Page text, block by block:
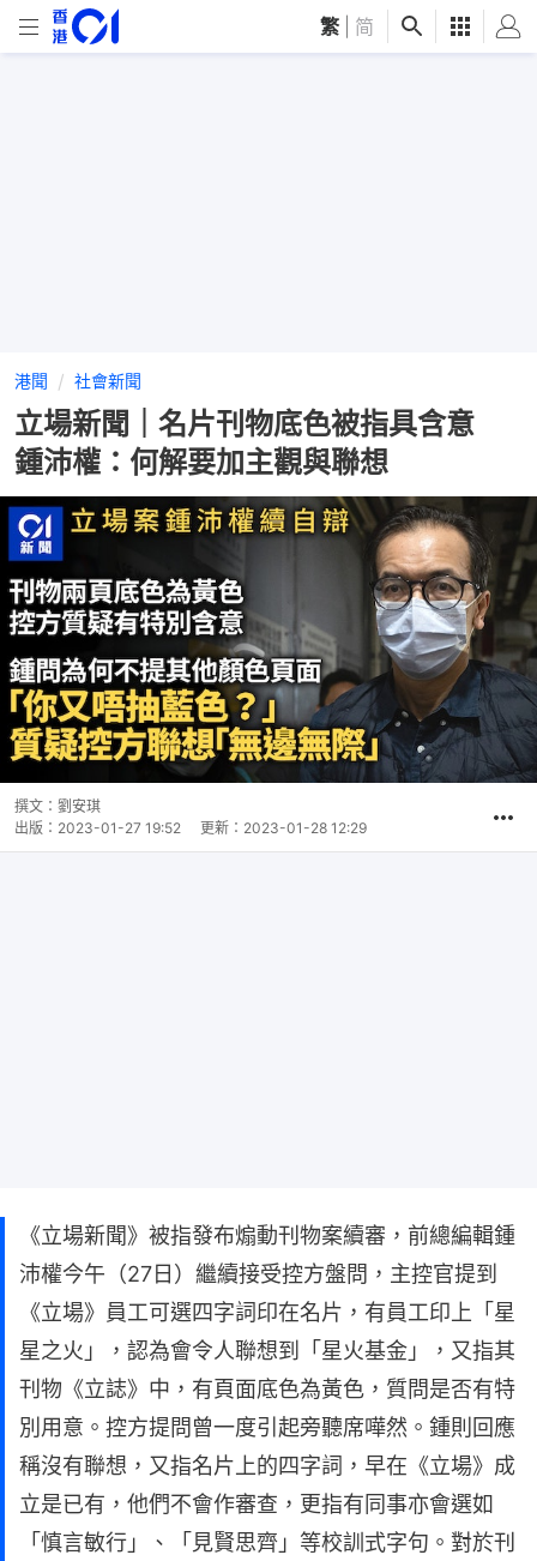
繁 简
港聞 社會新聞
立場新聞｜名片刊物底色被指具含意
鍾沛權：何解要加主觀與聯想
撰文： 劉安琪
出版： 2023-01-27 19:52 更新： 2023-01-28 12:29
《立場新聞》被指發布煽動刊物案續審，前總編輯鍾
沛權今午（27日）繼續接受控方盤問，主控官提到
《立場》員工可選四字詞印在名片，有員工印上「星
星之火」，認為會令人聯想到「星火基金」，又指其
刊物《立誌》中，有頁面底色為黃色，質問是否有特
別用意。控方提問曾一度引起旁聽席嘩然。鍾則回應
稱沒有聯想，又指名片上的四字詞，早在《立場》成
立是已有，他們不會作審查，更指有同事亦會選如
「慎言敏行」、「見賢思齊」等校訓式字句。對於刊